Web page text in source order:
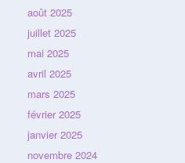
août 2025
juillet 2025
mai 2025
avril 2025
mars 2025
février 2025
janvier 2025
novembre 2024